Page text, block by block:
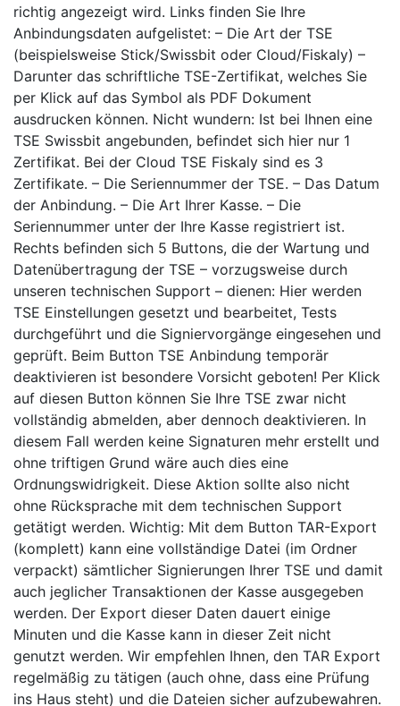
richtig angezeigt wird. Links finden Sie Ihre
Anbindungsdaten aufgelistet: – Die Art der TSE
(beispielsweise Stick/Swissbit oder Cloud/Fiskaly) –
Darunter das schriftliche TSE-Zertifikat, welches Sie
per Klick auf das Symbol als PDF Dokument
ausdrucken können. Nicht wundern: Ist bei Ihnen eine
TSE Swissbit angebunden, befindet sich hier nur 1
Zertifikat. Bei der Cloud TSE Fiskaly sind es 3
Zertifikate. – Die Seriennummer der TSE. – Das Datum
der Anbindung. – Die Art Ihrer Kasse. – Die
Seriennummer unter der Ihre Kasse registriert ist.
Rechts befinden sich 5 Buttons, die der Wartung und
Datenübertragung der TSE – vorzugsweise durch
unseren technischen Support – dienen: Hier werden
TSE Einstellungen gesetzt und bearbeitet, Tests
durchgeführt und die Signiervorgänge eingesehen und
geprüft. Beim Button TSE Anbindung temporär
deaktivieren ist besondere Vorsicht geboten! Per Klick
auf diesen Button können Sie Ihre TSE zwar nicht
vollständig abmelden, aber dennoch deaktivieren. In
diesem Fall werden keine Signaturen mehr erstellt und
ohne triftigen Grund wäre auch dies eine
Ordnungswidrigkeit. Diese Aktion sollte also nicht
ohne Rücksprache mit dem technischen Support
getätigt werden. Wichtig: Mit dem Button TAR-Export
(komplett) kann eine vollständige Datei (im Ordner
verpackt) sämtlicher Signierungen Ihrer TSE und damit
auch jeglicher Transaktionen der Kasse ausgegeben
werden. Der Export dieser Daten dauert einige
Minuten und die Kasse kann in dieser Zeit nicht
genutzt werden. Wir empfehlen Ihnen, den TAR Export
regelmäßig zu tätigen (auch ohne, dass eine Prüfung
ins Haus steht) und die Dateien sicher aufzubewahren.